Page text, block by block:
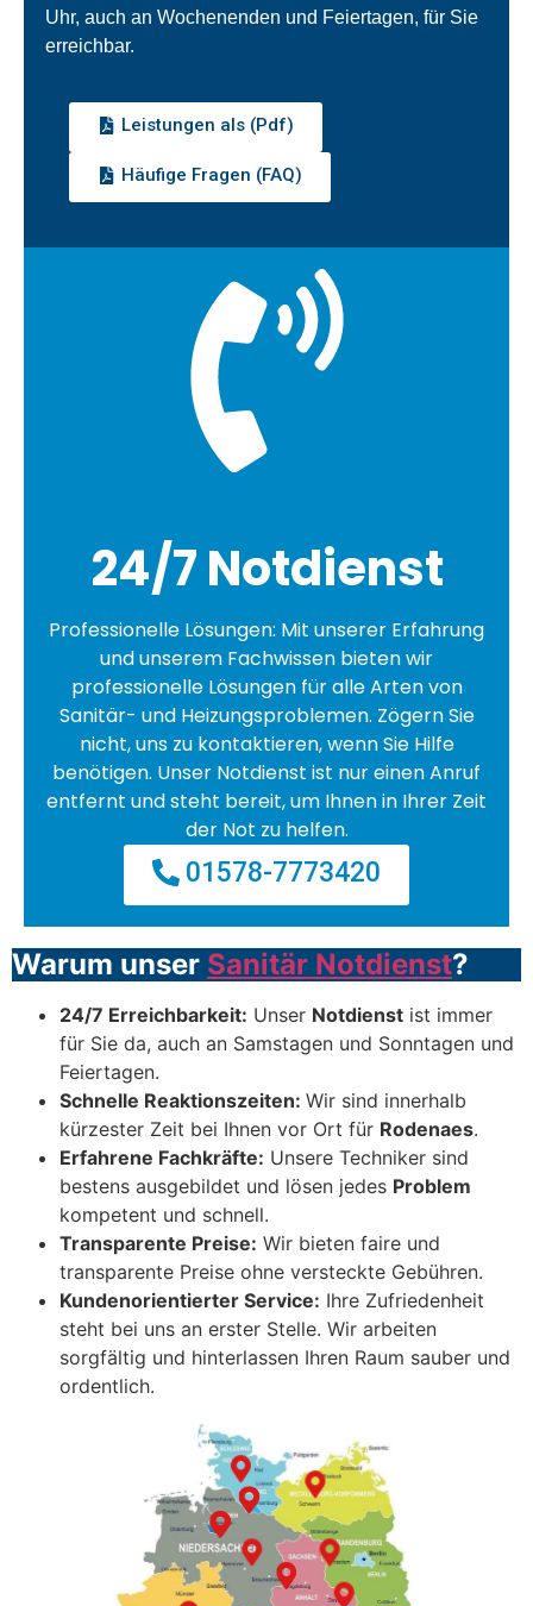
Uhr, auch an Wochenenden und Feiertagen, für Sie
erreichbar.
Leistungen als (Pdf)
Häufige Fragen (FAQ)
24/7 Notdienst
Professionelle Lösungen: Mit unserer Erfahrung
und unserem Fachwissen bieten wir
professionelle Lösungen für alle Arten von
Sanitär- und Heizungsproblemen. Zögern Sie
nicht, uns zu kontaktieren, wenn Sie Hilfe
benötigen. Unser Notdienst ist nur einen Anruf
entfernt und steht bereit, um Ihnen in Ihrer Zeit
der Not zu helfen.
01578-7773420
Warum unser Sanitär Notdienst?
24/7 Erreichbarkeit: Unser Notdienst ist immer
für Sie da, auch an Samstagen und Sonntagen und
Feiertagen.
Schnelle Reaktionszeiten: Wir sind innerhalb
kürzester Zeit bei Ihnen vor Ort für Rodenaes.
Erfahrene Fachkräfte: Unsere Techniker sind
bestens ausgebildet und lösen jedes Problem
kompetent und schnell.
Transparente Preise: Wir bieten faire und
transparente Preise ohne versteckte Gebühren.
Kundenorientierter Service: Ihre Zufriedenheit
steht bei uns an erster Stelle. Wir arbeiten
sorgfältig und hinterlassen Ihren Raum sauber und
ordentlich.